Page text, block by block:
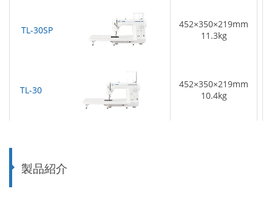
TL-30SP
452×350×219mm
11.3kg
TL-30
452×350×219mm
10.4kg
製品紹介